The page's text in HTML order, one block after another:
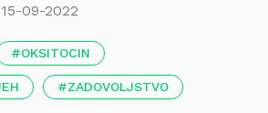
15-09-2022
OKSITOCIN
ZADOVOLJSTVO